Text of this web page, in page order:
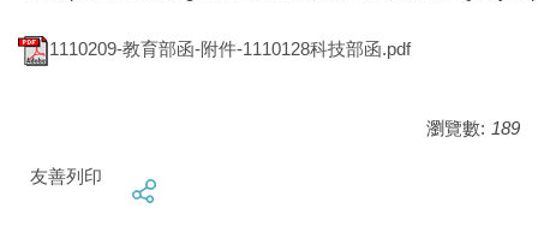
1110209-教育部函-附件-1110128科技部函.pdf
瀏覽數: 189
友善列印